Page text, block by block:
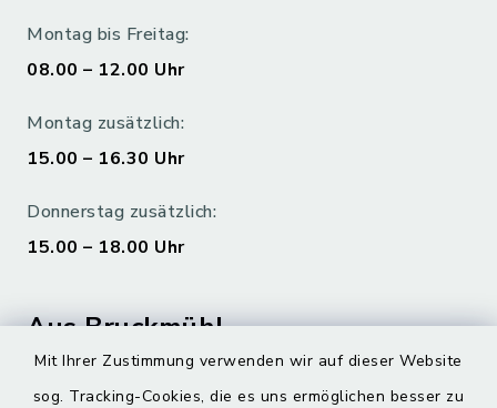
Mit Ihrer Zustimmung verwenden wir auf dieser Website
sog. Tracking-Cookies, die es uns ermöglichen besser zu
Montag bis Freitag:
08.00 – 12.00 Uhr
Montag zusätzlich:
15.00 – 16.30 Uhr
Donnerstag zusätzlich:
15.00 – 18.00 Uhr
Aus Bruckmühl